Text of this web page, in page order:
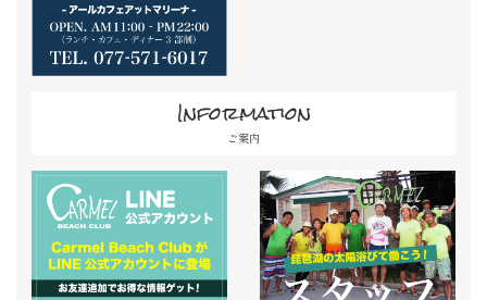
Information
ご案内